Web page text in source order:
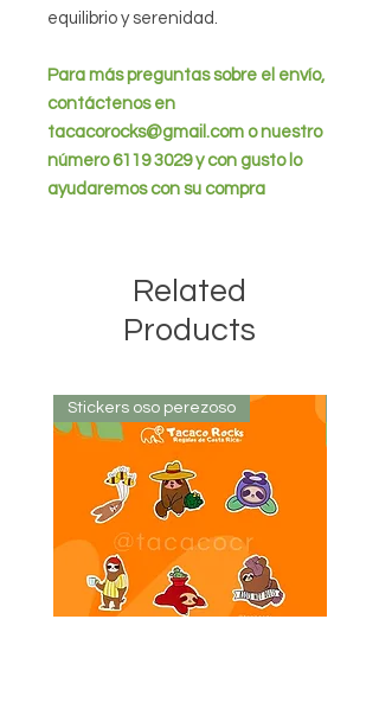
equilibrio y serenidad.
Para más preguntas sobre el envío,
contáctenos en
tacacorocks@gmail.com o nuestro
número 6119 3029 y con gusto lo
ayudaremos con su compra
Related
Products
Stickers oso perezoso